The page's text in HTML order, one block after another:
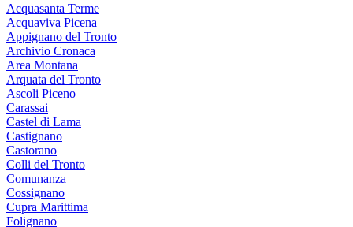
Acquasanta Terme
Acquaviva Picena
Appignano del Tronto
Archivio Cronaca
Area Montana
Arquata del Tronto
Ascoli Piceno
Carassai
Castel di Lama
Castignano
Castorano
Colli del Tronto
Comunanza
Cossignano
Cupra Marittima
Folignano